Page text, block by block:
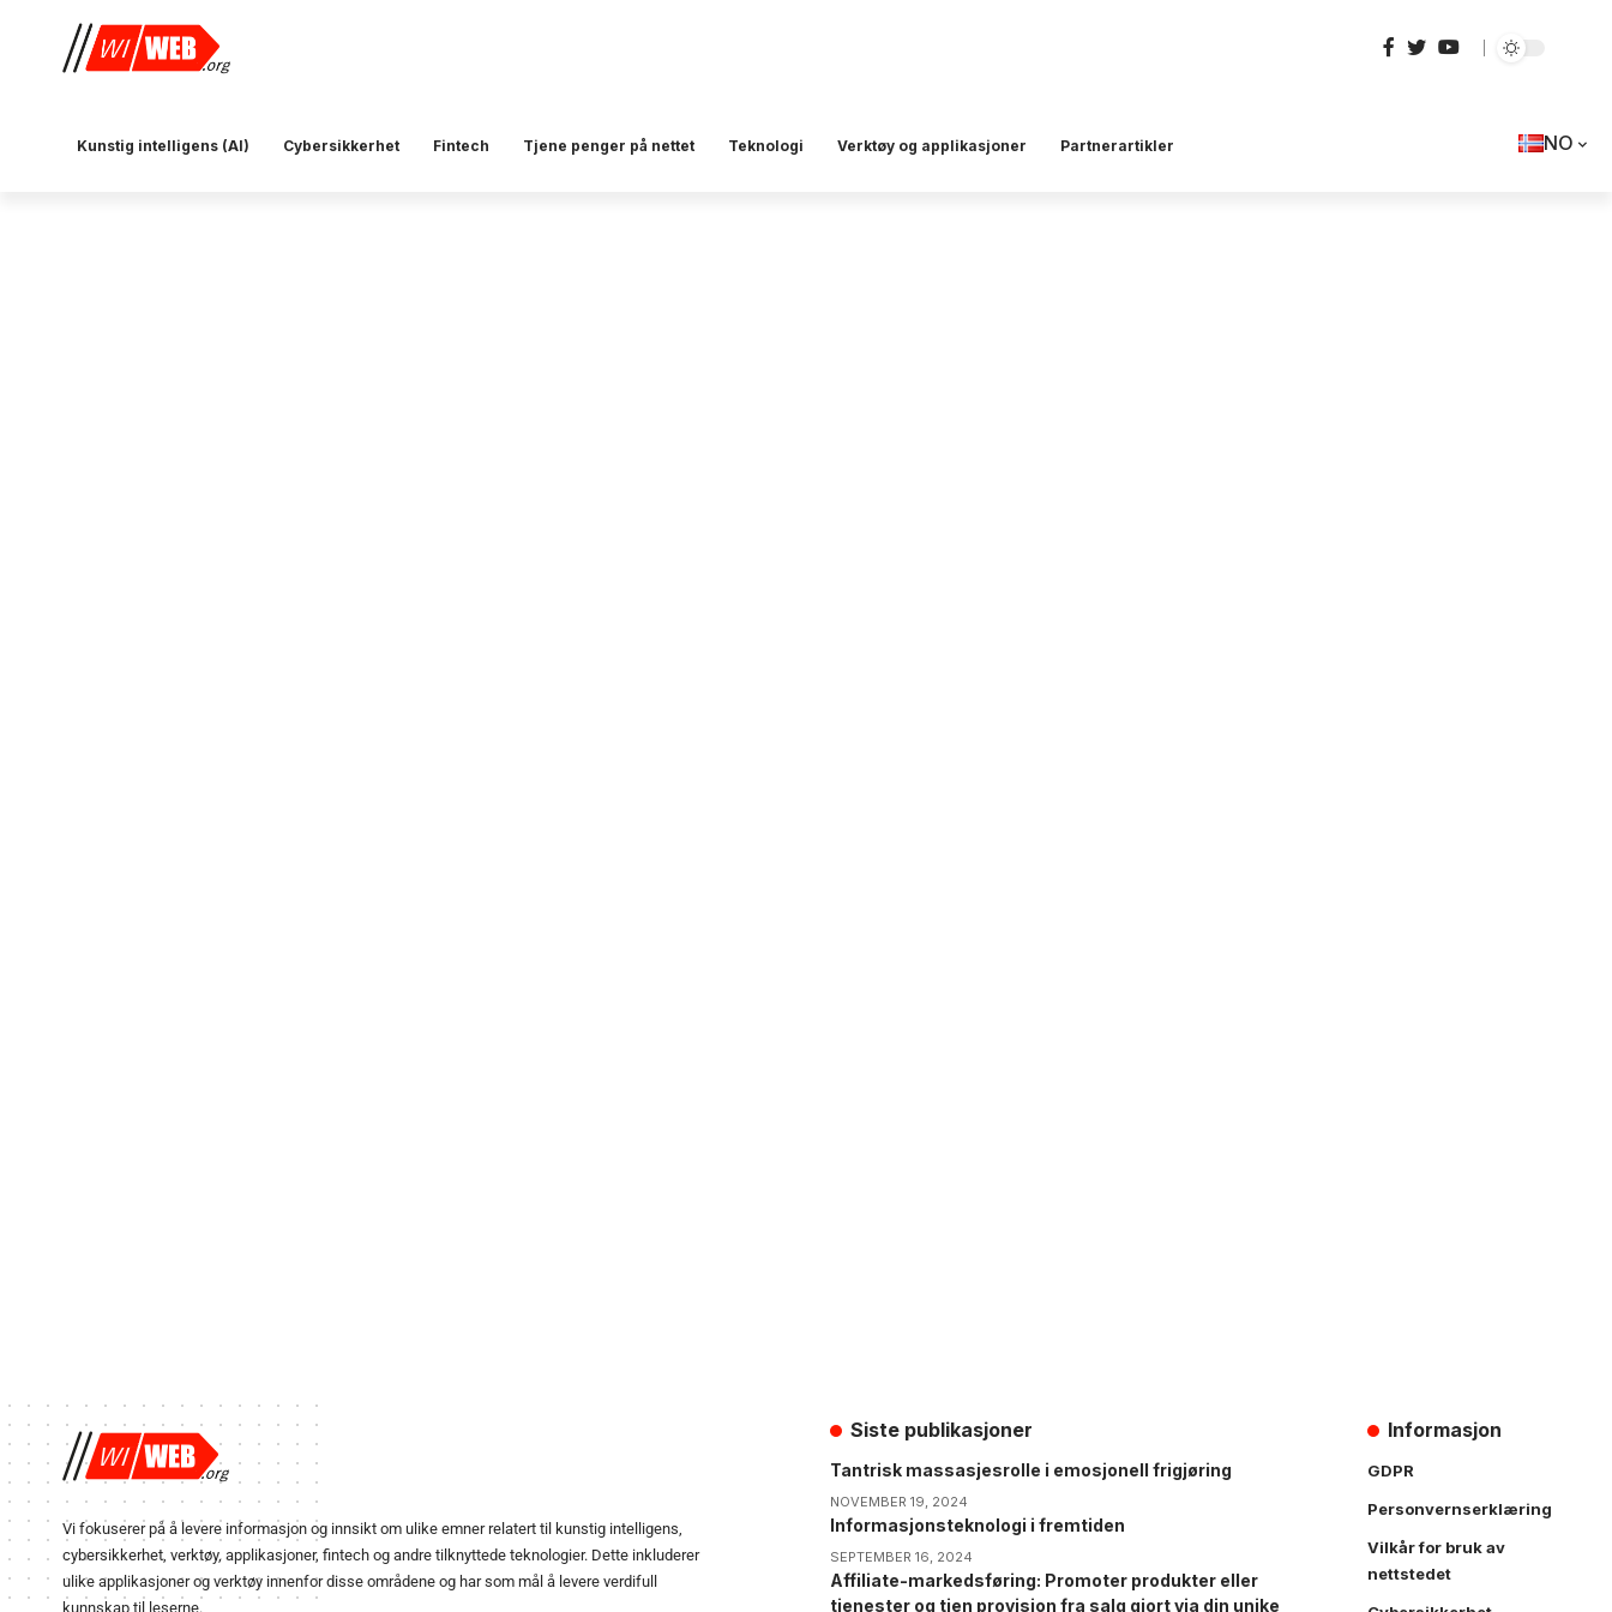
Kunstig intelligens (AI) Cybersikkerhet Fintech Tjene penger på nettet Teknologi Verktøy og applikasjoner Partnerartikler NO
Vi fokuserer på å levere informasjon og innsikt om ulike emner relatert til kunstig intelligens,
cybersikkerhet, verktøy, applikasjoner, fintech og andre tilknyttede teknologier. Dette inkluderer
ulike applikasjoner og verktøy innenfor disse områdene og har som mål å levere verdifull
kunnskap til leserne.
Siste publikasjoner
Tantrisk massasjesrolle i emosjonell frigjøring
NOVEMBER 19, 2024
Informasjonsteknologi i fremtiden
SEPTEMBER 16, 2024
Affiliate-markedsføring: Promoter produkter eller
tjenester og tjen provisjon fra salg gjort via din unike
Informasjon
GDPR
Personvernserklæring
Vilkår for bruk av
nettstedet